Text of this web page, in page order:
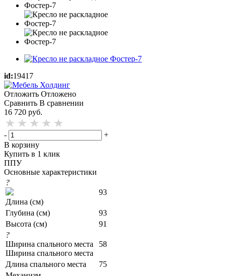
id:19417
Отложить Отложено
Сравнить В сравнении
16 720 руб.
-
+
В корзину
Купить в 1 клик
ППУ
Основные характеристики
?
Длина (см)
93
Глубина (см)
93
Высота (см)
91
?
Ширина спального места
Ширина спального места
58
Длина спального места
75